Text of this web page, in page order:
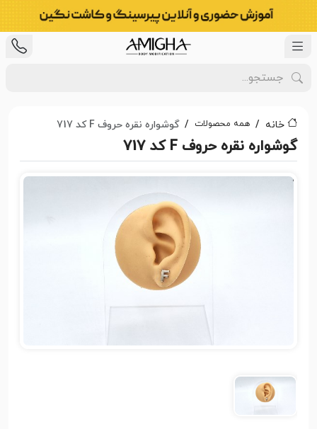
خانه همه محصولات گوشواره نقره حروف F کد 717
گوشواره نقره حروف F کد 717